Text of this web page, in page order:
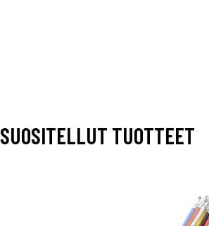
SUOSITELLUT TUOTTEET